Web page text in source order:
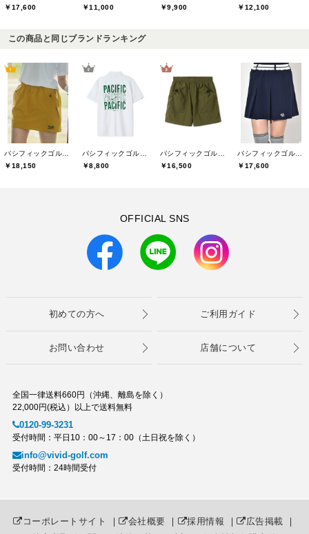
￥17,600
￥11,000
￥9,900
￥12,100
この商品と同じブランドランキング
￥18,150
￥8,800
￥16,500
￥17,600
OFFICIAL SNS
初めての方へ ご利用ガイド
お問い合わせ 店舗について
全国一律送料660円（沖縄、離島を除く）
22,000円(税込）以上で送料無料
0120-99-3231
受付時間：平日10：00～17：00（土日祝を除く）
info@vivid-golf.com
受付時間：24時間受付
コーポレートサイト ｜ 会社概要 ｜ 採用情報 ｜ 広告掲載 ｜